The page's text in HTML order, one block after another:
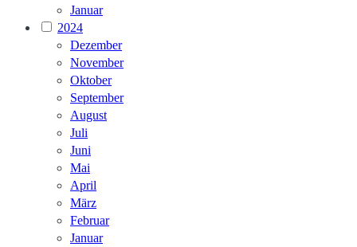
Januar
2024
Dezember
November
Oktober
September
August
Juli
Juni
Mai
April
März
Februar
Januar